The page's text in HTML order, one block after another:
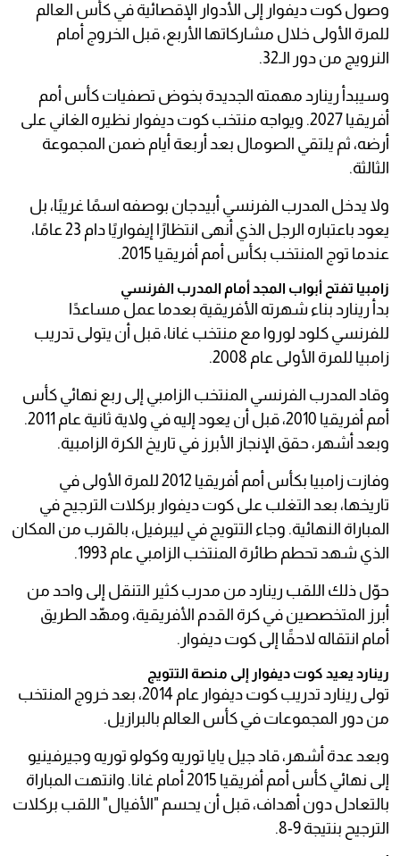
وصول كوت ديفوار إلى الأدوار الإقصائية في كأس العالم
للمرة الأولى خلال مشاركاتها الأربع، قبل الخروج أمام
النرويج من دور الـ32.
وسيبدأ رينارد مهمته الجديدة بخوض تصفيات كأس أمم
أفريقيا 2027. ويواجه منتخب كوت ديفوار نظيره الغاني على
أرضه، ثم يلتقي الصومال بعد أربعة أيام ضمن المجموعة
الثالثة.
ولا يدخل المدرب الفرنسي أبيدجان بوصفه اسمًا غريبًا، بل
يعود باعتباره الرجل الذي أنهى انتظارًا إيفواريًا دام 23 عامًا،
عندما توج المنتخب بكأس أمم أفريقيا 2015.
زامبيا تفتح أبواب المجد أمام المدرب الفرنسي
بدأ رينارد بناء شهرته الأفريقية بعدما عمل مساعدًا
للفرنسي كلود لوروا مع منتخب غانا، قبل أن يتولى تدريب
زامبيا للمرة الأولى عام 2008.
وقاد المدرب الفرنسي المنتخب الزامبي إلى ربع نهائي كأس
أمم أفريقيا 2010، قبل أن يعود إليه في ولاية ثانية عام 2011.
وبعد أشهر، حقق الإنجاز الأبرز في تاريخ الكرة الزامبية.
وفازت زامبيا بكأس أمم أفريقيا 2012 للمرة الأولى في
تاريخها، بعد التغلب على كوت ديفوار بركلات الترجيح في
المباراة النهائية. وجاء التتويج في ليبرفيل، بالقرب من المكان
الذي شهد تحطم طائرة المنتخب الزامبي عام 1993.
حوّل ذلك اللقب رينارد من مدرب كثير التنقل إلى واحد من
أبرز المتخصصين في كرة القدم الأفريقية، ومهّد الطريق
أمام انتقاله لاحقًا إلى كوت ديفوار.
رينارد يعيد كوت ديفوار إلى منصة التتويج
تولى رينارد تدريب كوت ديفوار عام 2014، بعد خروج المنتخب
من دور المجموعات في كأس العالم بالبرازيل.
وبعد عدة أشهر، قاد جيل يايا توريه وكولو توريه وجيرفينيو
إلى نهائي كأس أمم أفريقيا 2015 أمام غانا. وانتهت المباراة
بالتعادل دون أهداف، قبل أن يحسم "الأفيال" اللقب بركلات
الترجيح بنتيجة 9-8.